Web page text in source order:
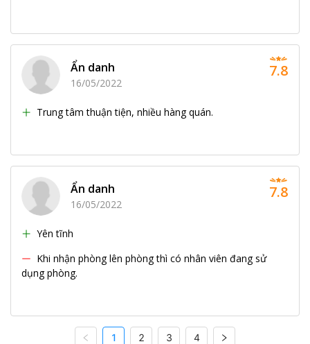
Ẩn danh
16/05/2022
Trung tâm thuận tiện, nhiều hàng quán.
7.8
Ẩn danh
16/05/2022
Yên tĩnh
Khi nhận phòng lên phòng thì có nhân viên đang sử
dụng phòng.
7.8
1 2 3 4